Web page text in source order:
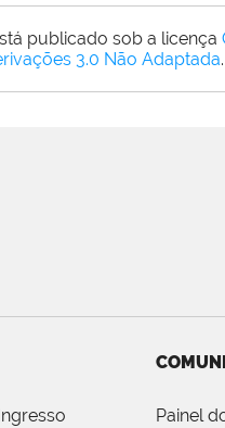
publicado sob a licença
3.0 Não Adaptada.
Painel